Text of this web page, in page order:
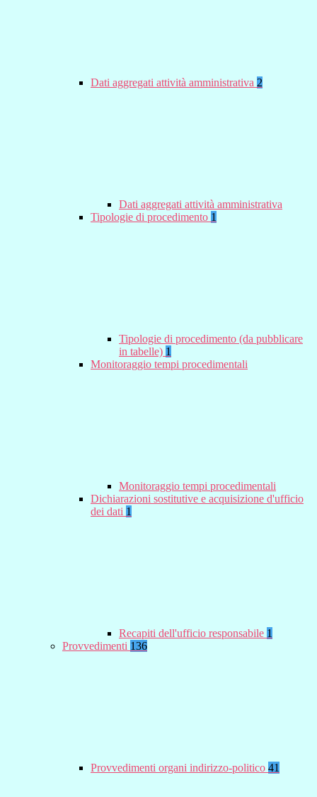
Dati aggregati attività amministrativa 2
Dati aggregati attività amministrativa
Tipologie di procedimento 1
Tipologie di procedimento (da pubblicare
in tabelle) 1
Monitoraggio tempi procedimentali
Monitoraggio tempi procedimentali
Dichiarazioni sostitutive e acquisizione d'ufficio
dei dati 1
Recapiti dell'ufficio responsabile 1
Provvedimenti 136
Provvedimenti organi indirizzo-politico 41